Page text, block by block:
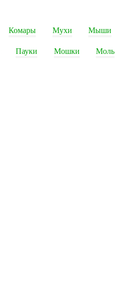
Комары Мухи Мыши
Пауки Мошки Моль